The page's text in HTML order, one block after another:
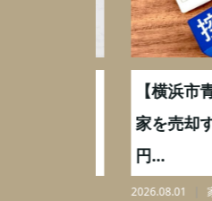
【横浜市青葉
家を売却する
2026.08.01 家売る